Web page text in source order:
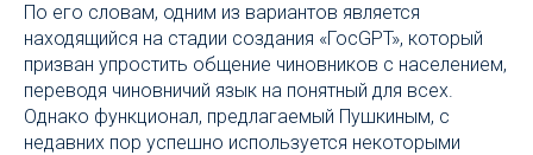
По его словам, одним из вариантов является
находящийся на стадии создания «ГосGPT», который
призван упростить общение чиновников с населением,
переводя чиновничий язык на понятный для всех.
Однако функционал, предлагаемый Пушкиным, с
недавних пор успешно используется некоторыми